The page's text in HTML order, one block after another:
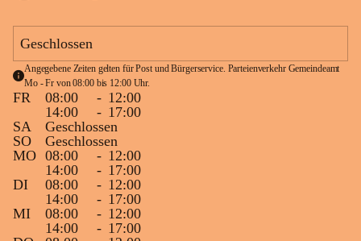
Geschlossen
Angegebene Zeiten gelten für Post und Bürgerservice. Parteienverkehr Gemeindeamt
Mo - Fr von 08:00 bis 12:00 Uhr.
FR 08:00 - 12:00
14:00
- 17:00
SA
Geschlossen
SO
Geschlossen
MO 08:00 - 12:00
14:00
- 17:00
DI
08:00 - 12:00
14:00
- 17:00
MI
08:00 - 12:00
14:00
- 17:00